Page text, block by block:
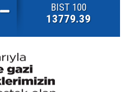
BIST 100
13779.39